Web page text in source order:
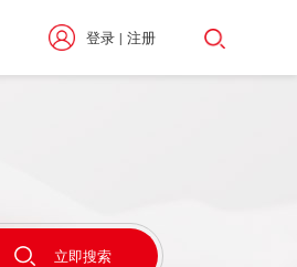
登录 | 注册
立即搜索